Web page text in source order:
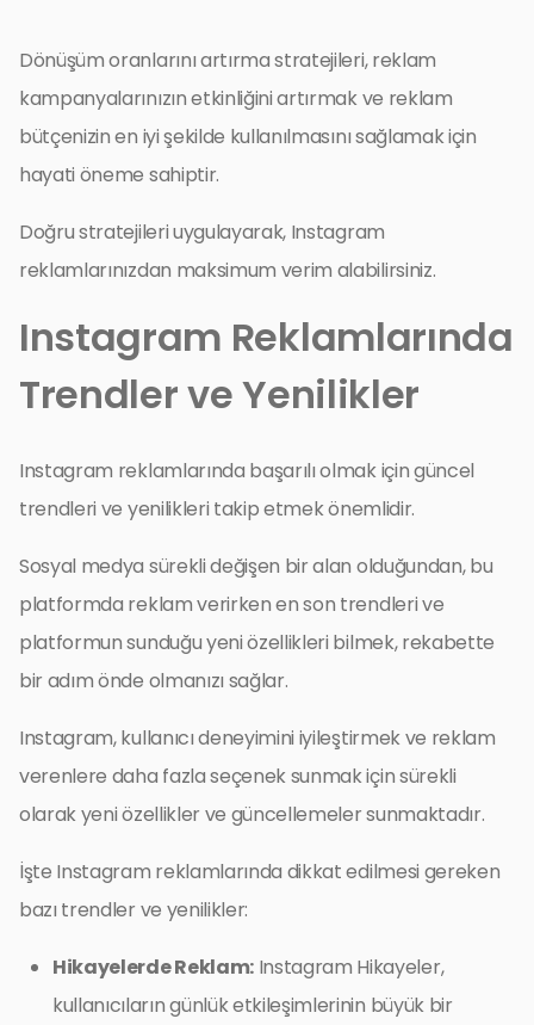
Dönüşüm oranlarını artırma stratejileri, reklam
kampanyalarınızın etkinliğini artırmak ve reklam
bütçenizin en iyi şekilde kullanılmasını sağlamak için
hayati öneme sahiptir.
Doğru stratejileri uygulayarak, Instagram
reklamlarınızdan maksimum verim alabilirsiniz.
Instagram Reklamlarında
Trendler ve Yenilikler
Instagram reklamlarında başarılı olmak için güncel
trendleri ve yenilikleri takip etmek önemlidir.
Sosyal medya sürekli değişen bir alan olduğundan, bu
platformda reklam verirken en son trendleri ve
platformun sunduğu yeni özellikleri bilmek, rekabette
bir adım önde olmanızı sağlar.
Instagram, kullanıcı deneyimini iyileştirmek ve reklam
verenlere daha fazla seçenek sunmak için sürekli
olarak yeni özellikler ve güncellemeler sunmaktadır.
İşte Instagram reklamlarında dikkat edilmesi gereken
bazı trendler ve yenilikler:
Hikayelerde Reklam:Instagram Hikayeler,
kullanıcıların günlük etkileşimlerinin büyük bir